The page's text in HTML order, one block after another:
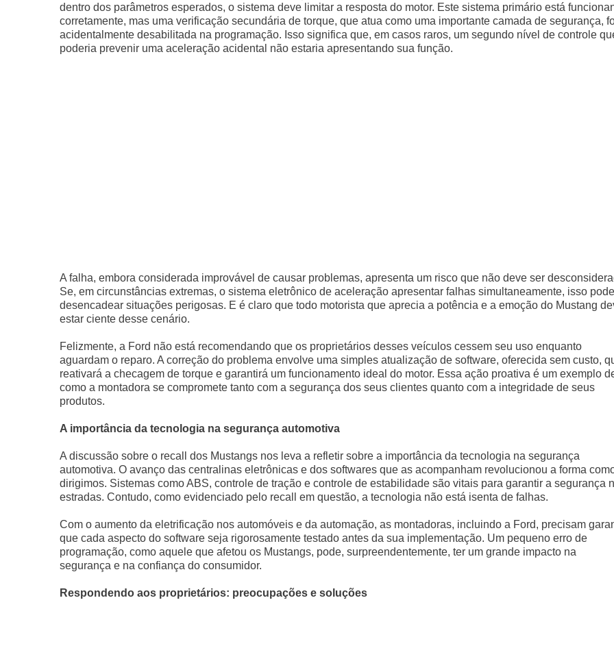
dentro dos parâmetros esperados, o sistema deve limitar a resposta do motor. Este sistema primário está
corretamente, mas uma verificação secundária de torque, que atua como uma importante camada de segurança,
acidentalmente desabilitada na programação. Isso significa que, em casos raros, um segundo nível de controle
poderia prevenir uma aceleração acidental não estaria apresentando sua função.
A falha, embora considerada improvável de causar problemas, apresenta um risco que não deve ser
Se, em circunstâncias extremas, o sistema eletrônico de aceleração apresentar falhas simultaneamente, isso
desencadear situações perigosas. E é claro que todo motorista que aprecia a potência e a emoção do Mustang
estar ciente desse cenário.
Felizmente, a Ford não está recomendando que os proprietários desses veículos cessem seu uso enquanto
aguardam o reparo. A correção do problema envolve uma simples atualização de software, oferecida sem custo,
reativará a checagem de torque e garantirá um funcionamento ideal do motor. Essa ação proativa é um exemplo
como a montadora se compromete tanto com a segurança dos seus clientes quanto com a integridade de seus
produtos.
A importância da tecnologia na segurança automotiva
A discussão sobre o recall dos Mustangs nos leva a refletir sobre a importância da tecnologia na segurança
automotiva. O avanço das centralinas eletrônicas e dos softwares que as acompanham revolucionou a forma
dirigimos. Sistemas como ABS, controle de tração e controle de estabilidade são vitais para garantir a segurança
estradas. Contudo, como evidenciado pelo recall em questão, a tecnologia não está isenta de falhas.
Com o aumento da eletrificação nos automóveis e da automação, as montadoras, incluindo a Ford, precisam
que cada aspecto do software seja rigorosamente testado antes da sua implementação. Um pequeno erro de
programação, como aquele que afetou os Mustangs, pode, surpreendentemente, ter um grande impacto na
segurança e na confiança do consumidor.
Respondendo aos proprietários: preocupações e soluções